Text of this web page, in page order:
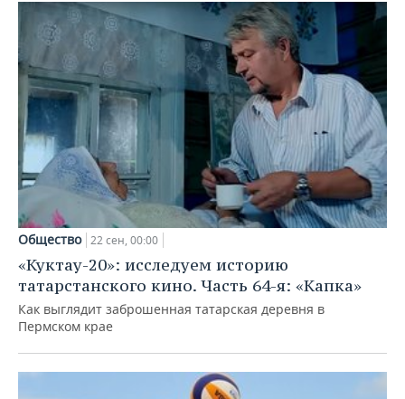
Общество 22 сен, 00:00
«Куктау-20»: исследуем историю
татарстанского кино. Часть 64-я: «Капка»
Как выглядит заброшенная татарская деревня в
Пермском крае